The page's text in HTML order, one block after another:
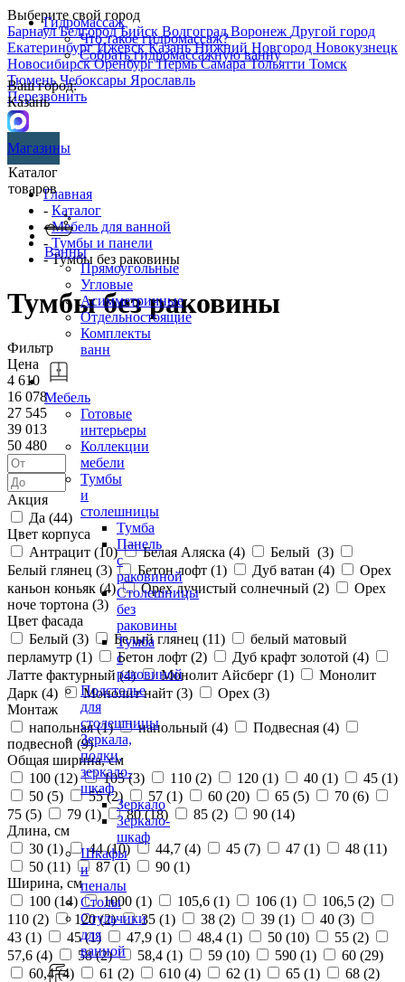
Выберите свой город
БарнаулБелгородБийск ВолгоградВоронеж Другой город
ЕкатеринбургИжевскКазаньНижний Новгород Новокузнецк
НовосибирскОренбургПермьСамараТольятти Томск
ТюменьЧебоксары Ярославль
Перезвонить
Гидромассаж
Что такое гидромассаж?
Собрать гидромассажную ванну
Ваш город:
Казань
Магазины
Каталог
товаров
Ванны
Прямоугольные
Угловые
Асимметричные
Отдельностоящие
Комплекты
ванн
Мебель
Готовые
интерьеры
Коллекции
мебели
Тумбы
и
столешницы
Тумба
Панель
с
раковиной
Столешницы
без
раковины
Тумба
с
раковиной
Подстолье
для
столешницы
Зеркала,
полки,
зеркало-
шкаф
Зеркало
Зеркало-
шкаф
Шкафы
и
пеналы
Столы
Стульчики
для
ванной
Главная
- Каталог
-Мебель для ванной
- Тумбы и панели
- Тумбы без раковины
Тумбы без раковины
Фильтр
Цена
4 610
16 078
27 545
39 013
50 480
Акция
Да (44)
Цвет корпуса
Антрацит (10) Белая Аляска (4) Белый (3)
Белый глянец (3) Бетон лофт (1) Дуб ватан (4)
Орех
каньон коньяк (4) Орех лучистый солнечный (2)
Орех
ноче тортона (3)
Цвет фасада
Белый (3) Белый глянец (11)
белый матовый
перламутр (1) Бетон лофт (2) Дуб крафт золотой (4)
Латте фактурный (4) Монолит Айсберг (1)
Монолит
Дарк (4) Монолит найт (3) Орех (3)
Монтаж
напольная (1) напольный (4) Подвесная (4)
подвесной (9)
Общая ширина, см
100 (12) 105 (3) 110 (2) 120 (1) 40 (1) 45 (1)
50 (5) 55 (2) 57 (1) 60 (20) 65 (5) 70 (6)
75 (5) 79 (1) 80 (18) 85 (2) 90 (14)
Длина, см
30 (1) 44 (10) 44,7 (4) 45 (7) 47 (1) 48 (11)
50 (11) 87 (1) 90 (1)
Ширина, см
100 (14) 1000 (1) 105,6 (1) 106 (1) 106,5 (2)
110 (2) 120 (2) 35 (1) 38 (2) 39 (1) 40 (3)
43 (1) 45 (1) 47,9 (1) 48,4 (1) 50 (10) 55 (2)
57,6 (4) 58 (2) 58,4 (1) 59 (10) 590 (1) 60 (29)
60,4 (4) 61 (2) 610 (4) 62 (1) 65 (1) 68 (2)